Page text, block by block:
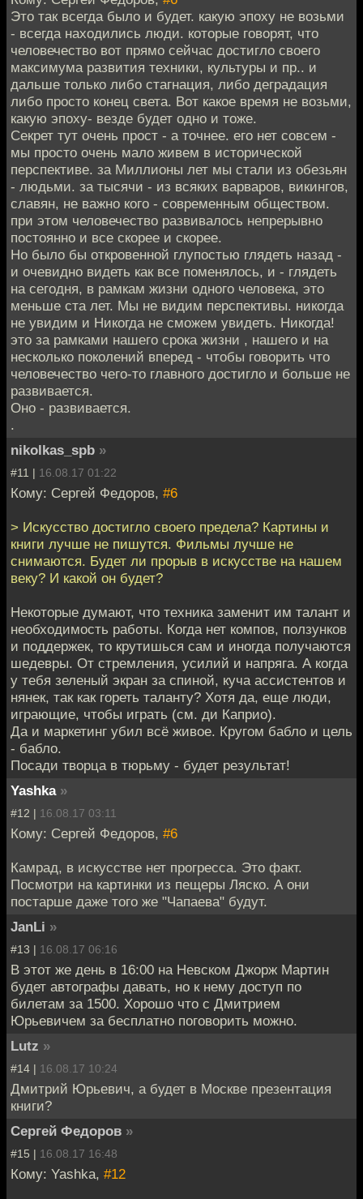
Это так всегда было и будет. какую эпоху не возьми
- всегда находились люди. которые говорят, что
человечество вот прямо сейчас достигло своего
максимума развития техники, культуры и пр.. и
дальше только либо стагнация, либо деградация
либо просто конец света. Вот какое время не возьми,
какую эпоху- везде будет одно и тоже.
Секрет тут очень прост - а точнее. его нет совсем -
мы просто очень мало живем в исторической
перспективе. за Миллионы лет мы стали из обезьян
- людьми. за тысячи - из всяких варваров, викингов,
славян, не важно кого - современным обществом.
при этом человечество развивалось непрерывно
постоянно и все скорее и скорее.
Но было бы откровенной глупостью глядеть назад -
и очевидно видеть как все поменялось, и - глядеть
на сегодня, в рамкам жизни одного человека, это
меньше ста лет. Мы не видим перспективы. никогда
не увидим и Никогда не сможем увидеть. Никогда!
это за рамками нашего срока жизни , нашего и на
несколько поколений вперед - чтобы говорить что
человечество чего-то главного достигло и больше не
развивается.
Оно - развивается.
.
nikolkas_spb »
#11 | 16.08.17 01:22
Кому: Сергей Федоров, #6
> Искусство достигло своего предела? Картины и
книги лучше не пишутся. Фильмы лучше не
снимаются. Будет ли прорыв в искусстве на нашем
веку? И какой он будет?
Некоторые думают, что техника заменит им талант и
необходимость работы. Когда нет компов, ползунков
и поддержек, то крутишься сам и иногда получаются
шедевры. От стремления, усилий и напряга. А когда
у тебя зеленый экран за спиной, куча ассистентов и
нянек, так как гореть таланту? Хотя да, еще люди,
играющие, чтобы играть (см. ди Каприо).
Да и маркетинг убил всё живое. Кругом бабло и цель
- бабло.
Посади творца в тюрьму - будет результат!
Yashka »
#12 | 16.08.17 03:11
Кому: Сергей Федоров, #6
Камрад, в искусстве нет прогресса. Это факт.
Посмотри на картинки из пещеры Ляско. А они
постарше даже того же "Чапаева" будут.
JanLi »
#13 | 16.08.17 06:16
В этот же день в 16:00 на Невском Джорж Мартин
будет автографы давать, но к нему доступ по
билетам за 1500. Хорошо что с Дмитрием
Юрьевичем за бесплатно поговорить можно.
Lutz »
#14 | 16.08.17 10:24
Дмитрий Юрьевич, а будет в Москве презентация
книги?
Сергей Федоров »
#15 | 16.08.17 16:48
Кому: Yashka, #12